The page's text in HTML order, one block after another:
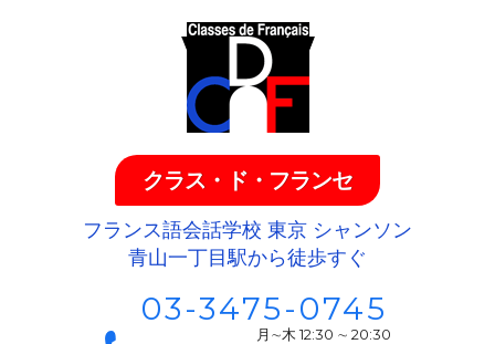
クラス・ド・フランセ
フランス語会話学校 東京 シャンソン
青山一丁目駅から徒歩すぐ
03-3475-0745
月∼木 12:30 ∼ 20:30